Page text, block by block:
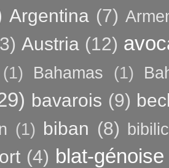
Argentina (7)
Austria (12)
(1) Bahamas (1)
bavarois (9)
(1) biban (8)
(4) blat-génoise